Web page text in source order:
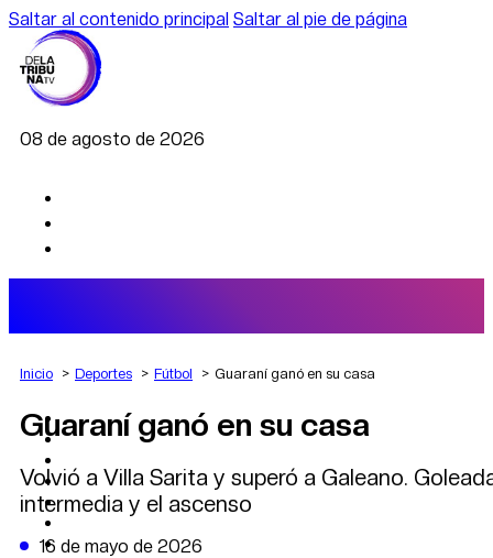
Saltar al contenido principal Saltar al pie de página
08 de agosto de 2026
AGRO
DEPORTES
POLÍTICA
CAMBIO CLIMÁTICO
DATA FIRME
DE LA TRIBUNA TV
Inicio Deportes Fútbol Guaraní ganó en su casa
Guaraní ganó en su casa
Volvió a Villa Sarita y superó a Galeano.
intermedia y el ascenso
16 de mayo de 2026